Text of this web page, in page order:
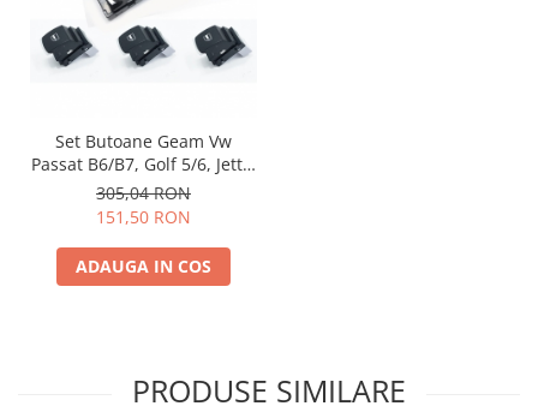
Set Butoane Geam Vw
Passat B6/B7, Golf 5/6, Jetta,
Tiguan etc
305,04 RON
151,50 RON
ADAUGA IN COS
PRODUSE SIMILARE